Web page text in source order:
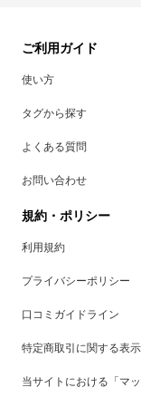
ご利用ガイド
使い方
タグから探す
よくある質問
お問い合わせ
規約・ポリシー
利用規約
プライバシーポリシー
口コミガイドライン
特定商取引に関する表示
当サイトにおける「マ